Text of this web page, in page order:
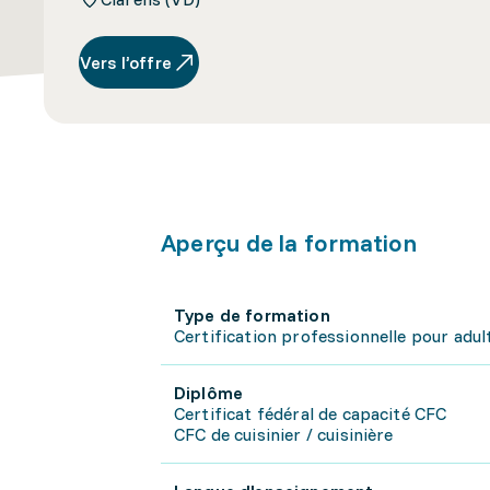
Vers l’offre
Aperçu de la formation
Type de formation
Certification professionnelle pour
Diplôme
Certificat fédéral de capacité CFC
CFC de cuisinier / cuisinière